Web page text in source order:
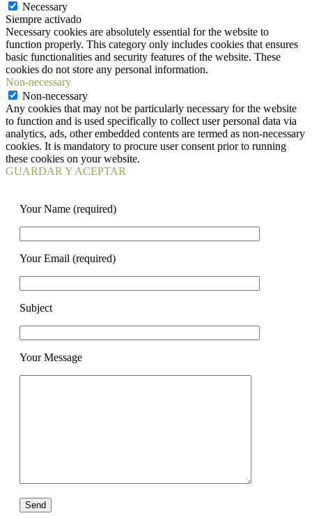
Necessary
Siempre activado
Necessary cookies are absolutely essential for the website to
function properly. This category only includes cookies that ensures
basic functionalities and security features of the website. These
cookies do not store any personal information.
Non-necessary
Non-necessary
Any cookies that may not be particularly necessary for the website
to function and is used specifically to collect user personal data via
analytics, ads, other embedded contents are termed as non-necessary
cookies. It is mandatory to procure user consent prior to running
these cookies on your website.
GUARDAR Y ACEPTAR
Your Name (required)
Your Email (required)
Subject
Your Message